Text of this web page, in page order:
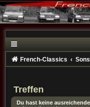
French-Classics
Treffen
Du hast keine